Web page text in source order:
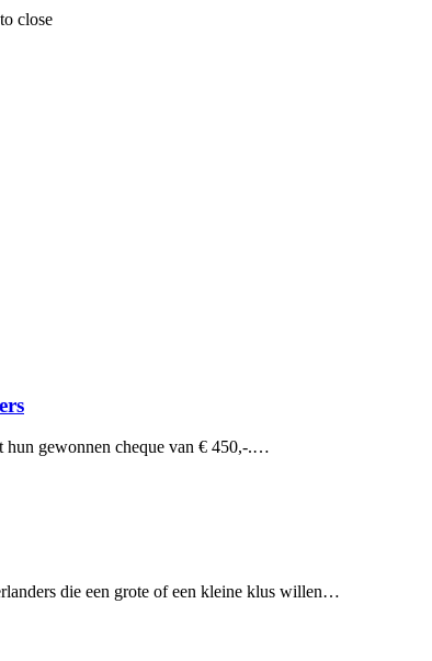
close
hun gewonnen cheque van € 450,-.…
die een grote of een kleine klus willen…